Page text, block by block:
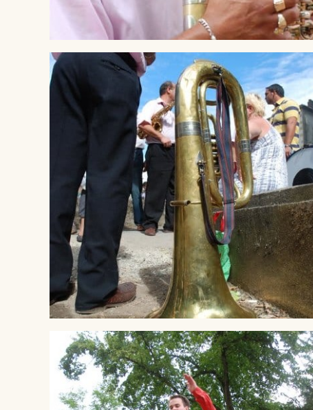
® Crédit Pierre LEPINOUX CHAMBAUD
® Crédit Pierre LEPINOUX CHAMBAUD